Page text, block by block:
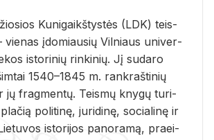
Ku­ni­gaikš­tys­tės (LDK) teis­
vie­nas įdo­miau­sių Vil­niaus uni­ver­
is­to­ri­nių rin­ki­nių. Jį su­da­ro
1540–1845 m. rank­raš­ti­nių
jų frag­men­tų. Teis­mų kny­gų tu­ri­
po­li­ti­nę, ju­ri­di­nę, so­cia­li­nę ir
is­to­ri­jos pa­no­ra­mą, pra­ei­